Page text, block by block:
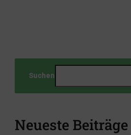
Suchen
Neueste Beiträge